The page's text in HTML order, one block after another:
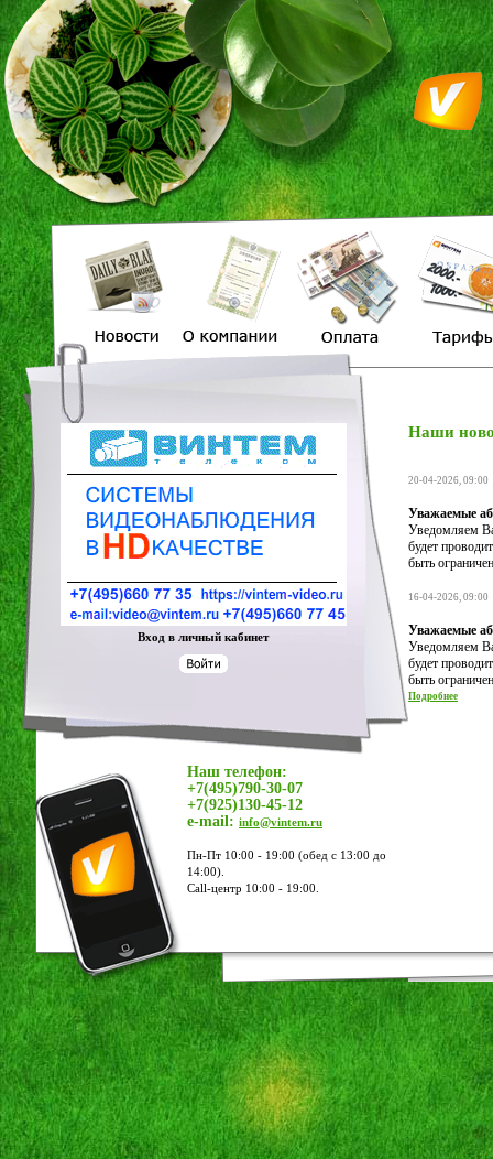
Вход в личный кабинет
Наш телефон:
+7(495)790-30-07
+7(925)130-45-12
e-mail: info@vintem.ru
Пн-Пт 10:00 - 19:00 (обед с 13:00 до
14:00).
Call-центр 10:00 - 19:00.
Наши
20-04-2026, 09:00
Уважаемые
Уведомляем
будет
быть
16-04-2026, 09:00
Уважаемые
Уведомляем
будет
быть
Подробнее